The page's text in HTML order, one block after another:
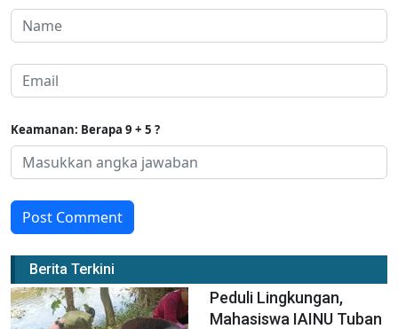
Keamanan: Berapa 9 + 5 ?
Post Comment
Berita Terkini
Peduli Lingkungan,
Mahasiswa IAINU Tuban